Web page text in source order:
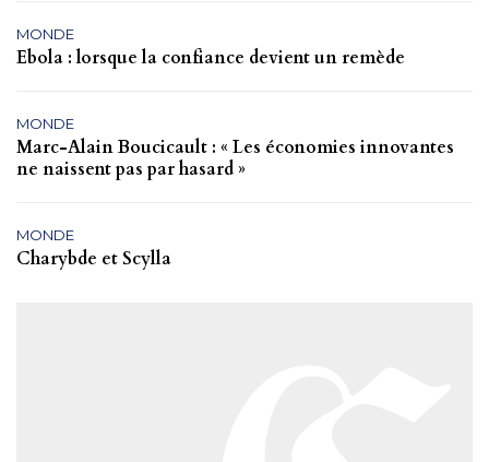
MONDE
Ebola : lorsque la confiance devient un remède
MONDE
Marc-Alain Boucicault : « Les économies innovantes
ne naissent pas par hasard »
MONDE
Charybde et Scylla